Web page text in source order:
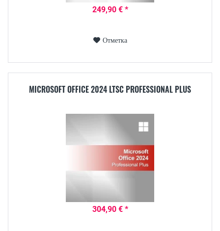
249,90 € *
Отметка
MICROSOFT OFFICE 2024 LTSC PROFESSIONAL PLUS
304,90 € *